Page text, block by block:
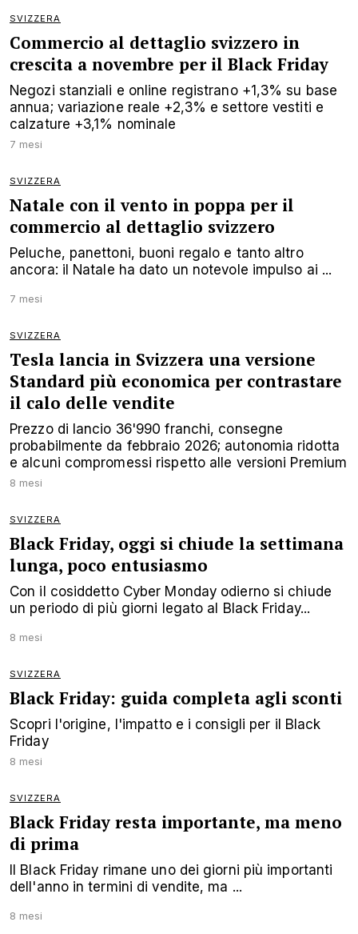
SVIZZERA
Commercio al dettaglio svizzero in
crescita a novembre per il Black Friday
Negozi stanziali e online registrano +1,3% su base
annua; variazione reale +2,3% e settore vestiti e
calzature +3,1% nominale
7 mesi
SVIZZERA
Natale con il vento in poppa per il
commercio al dettaglio svizzero
Peluche, panettoni, buoni regalo e tanto altro
ancora: il Natale ha dato un notevole impulso ai ...
7 mesi
SVIZZERA
Tesla lancia in Svizzera una versione
Standard più economica per contrastare
il calo delle vendite
Prezzo di lancio 36'990 franchi, consegne
probabilmente da febbraio 2026; autonomia ridotta
e alcuni compromessi rispetto alle versioni Premium
8 mesi
SVIZZERA
Black Friday, oggi si chiude la settimana
lunga, poco entusiasmo
Con il cosiddetto Cyber Monday odierno si chiude
un periodo di più giorni legato al Black Friday...
8 mesi
SVIZZERA
Black Friday: guida completa agli sconti
Scopri l'origine, l'impatto e i consigli per il Black
Friday
8 mesi
SVIZZERA
Black Friday resta importante, ma meno
di prima
Il Black Friday rimane uno dei giorni più importanti
dell'anno in termini di vendite, ma ...
8 mesi